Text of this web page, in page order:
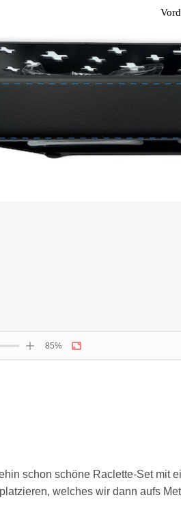
schon schöne Raclette-Set mit
welches wir dann aufs